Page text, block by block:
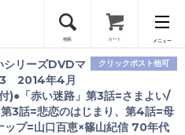
検索 カート メニュー
クリックポスト他可
シリーズDVDマ
2014年4月
)●「赤い迷路」第3話=さまよい/
第3話=悲恋のはじまり、第4話=母
ップ=山口百恵×篠山紀信 70年代